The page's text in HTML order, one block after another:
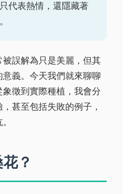
代表熱情，還隱藏著
誤解為只是美麗，但其
義。今天我們就來聊聊
徵到實際種植，我會分
甚至包括失敗的例子，
？